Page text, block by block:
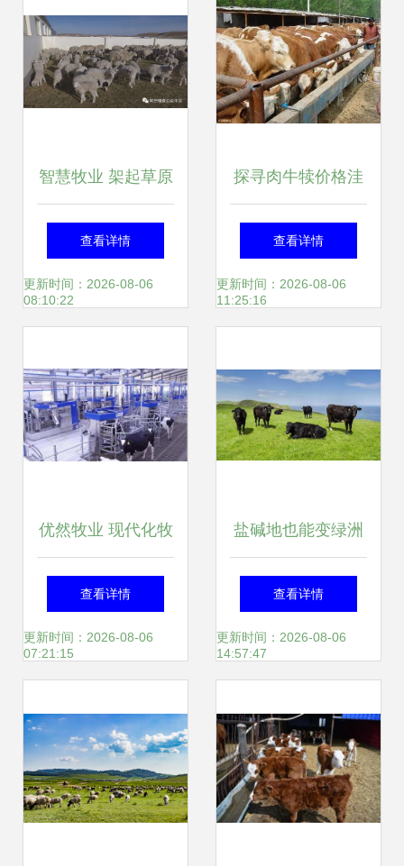
智慧牧业 架起草原
畜牧业强起来的必
由之路
查看详情
更新时间：2026-08-06
08:10:22
探寻肉牛犊价格洼
地 聚焦山东明磊牧
业及其在农副产品
查看详情
更新时间：2026-08-06
11:25:16
优然牧业 现代化牧
业典范，引领乳业
上游高质量发展
查看详情
更新时间：2026-08-06
07:21:15
盐碱地也能变绿洲
科学种植牧草，助
力牧业发展
查看详情
更新时间：2026-08-06
14:57:47